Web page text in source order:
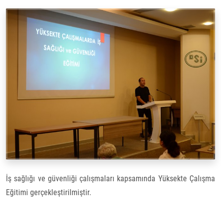
İş sağlığı ve güvenliği çalışmaları kapsamında Yüksekte Çalışma
Eğitimi gerçekleştirilmiştir.